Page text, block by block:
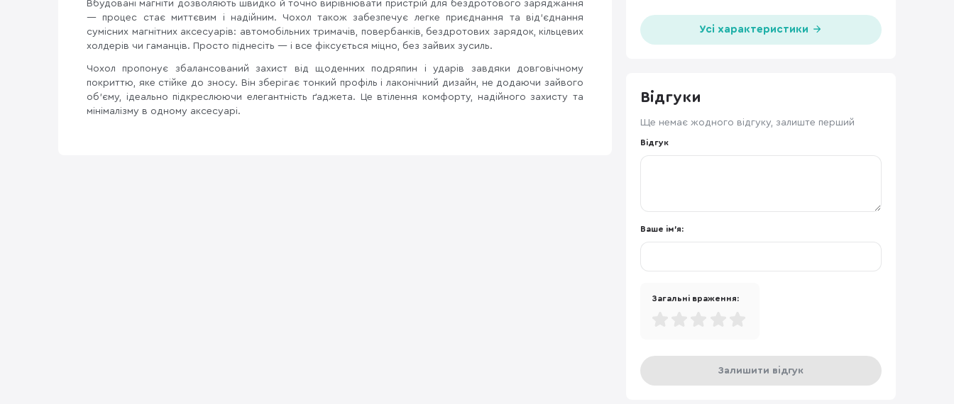
Вбудовані магніти дозволяють швидко й точно вирівнювати пристрій для бездротового заряджання
— процес стає миттєвим і надійним. Чохол також забезпечує легке приєднання та від'єднання
сумісних магнітних аксесуарів: автомобільних тримачів, повербанків, бездротових зарядок, кільцевих
холдерів чи гаманців. Просто піднесіть — і все фіксується міцно, без зайвих зусиль.
Чохол пропонує збалансований захист від щоденних подряпин і ударів завдяки довговічному
покриттю, яке стійке до зносу. Він зберігає тонкий профіль і лаконічний дизайн, не додаючи зайвого
об’єму, ідеально підкреслюючи елегантність ґаджета. Це втілення комфорту, надійного захисту та
мінімалізму в одному аксесуарі.
Усі характеристики
Відгуки
Ще немає жодного відгуку, залиште перший
Відгук
Ваше ім'я:
Загальні враження:
Залишити відгук